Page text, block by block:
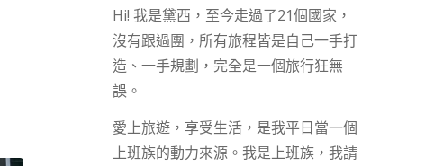
Hi! 我是黛西，至今走過了21個國家，
沒有跟過團，所有旅程皆是自己一手打
造、一手規劃，完全是一個旅行狂無
誤。
愛上旅遊，享受生活，是我平日當一個
上班族的動力來源。我是上班族，我請